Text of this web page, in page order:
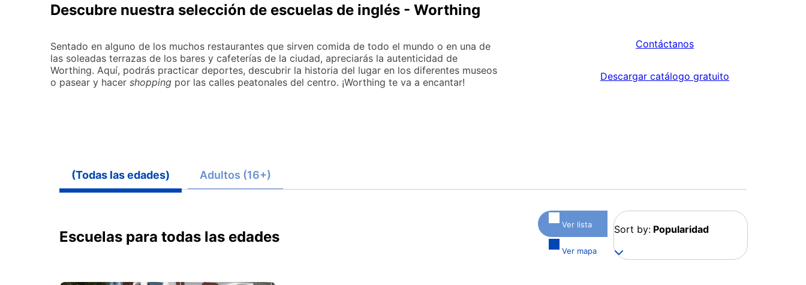
Descubre nuestra selección de escuelas de inglés - Worthing
Sentado en alguno de los muchos restaurantes que sirven comida de todo el mundo o en una de
las soleadas terrazas de los bares y cafeterías de la ciudad, apreciarás la autenticidad de
Worthing. Aquí, podrás practicar deportes, descubrir la historia del lugar en los diferentes museos
o pasear y hacer shopping por las calles peatonales del centro. ¡Worthing te va a encantar!
Contáctanos
Descargar catálogo gratuito
(Todas las edades) Adultos (16+)
Escuelas para todas las edades
Ver lista
Ver mapa
Sort by: Popularidad